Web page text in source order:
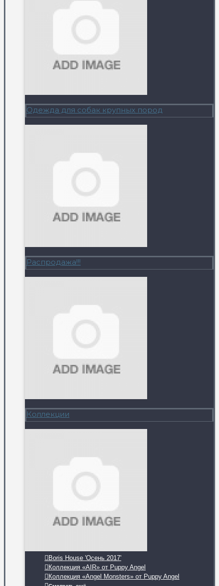
Одежда для собак крупных пород
Распродажа!!!
Коллекции
Boris House 'Осень 2017'
Коллекция «AIR» от Puppy Angel
Коллекция «Angel Monsters» от Puppy Angel